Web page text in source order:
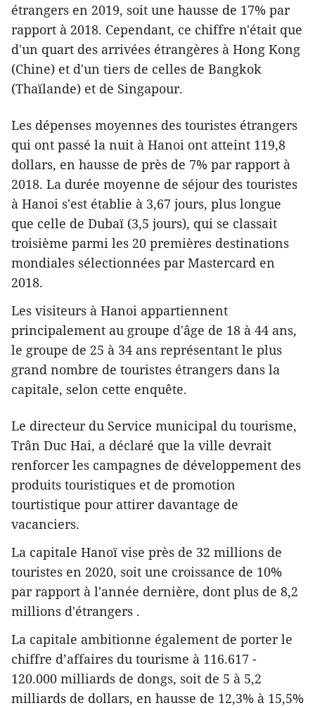
étrangers en 2019, soit une hausse de 17% par
rapport à 2018. Cependant, ce chiffre n'était que
d'un quart des arrivées étrangères à Hong Kong
(Chine) et d'un tiers de celles de Bangkok
(Thaïlande) et de Singapour.
Les dépenses moyennes des touristes étrangers
qui ont passé la nuit à Hanoi ont atteint 119,8
dollars, en hausse de près de 7% par rapport à
2018. La durée moyenne de séjour des touristes
à Hanoi s'est établie à 3,67 jours, plus longue
que celle de Dubaï (3,5 jours), qui se classait
troisième parmi les 20 premières destinations
mondiales sélectionnées par Mastercard en
2018.
Les visiteurs à Hanoi appartiennent
principalement au groupe d'âge de 18 à 44 ans,
le groupe de 25 à 34 ans représentant le plus
grand nombre de touristes étrangers dans la
capitale, selon cette enquête.
Le directeur du Service municipal du tourisme,
Trân Duc Hai, a déclaré que la ville devrait
renforcer les campagnes de développement des
produits touristiques et de promotion
tourtistique pour attirer davantage de
vacanciers.
La capitale Hanoï vise près de 32 millions de
touristes en 2020, soit une croissance de 10%
par rapport à l'année dernière, dont plus de 8,2
millions d'étrangers .
La capitale ambitionne également de porter le
chiffre d’affaires du tourisme à 116.617 -
120.000 milliards de dongs, soit de 5 à 5,2
milliards de dollars, en hausse de 12,3% à 15,5%